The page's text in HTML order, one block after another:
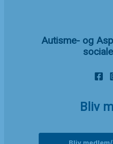
Autisme- og
Bliv